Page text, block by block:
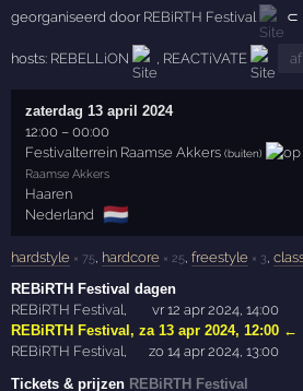
georganiseerd door REBiRTH Festival ⊂
hosts: REBELLiON REACTiVATE
zaterdag 13 april 2024
12:00 –00:00
Festivalterrein Raamse Akkers (buiten)
Raamse Akkers
Haaren
Nederland
🇳🇱
hardstyle × 75, hardcore × 25,freestyle × 3,
REBiRTH Festival dagen
REBiRTH Festival,
vr 12 apr 2024, 14:00
REBiRTH Festival ,za 13 apr 2024, 12:00 ←
REBiRTH Festival,
zo 14 apr 2024, 13:00
Tickets & prijzen REBiRTH Festival